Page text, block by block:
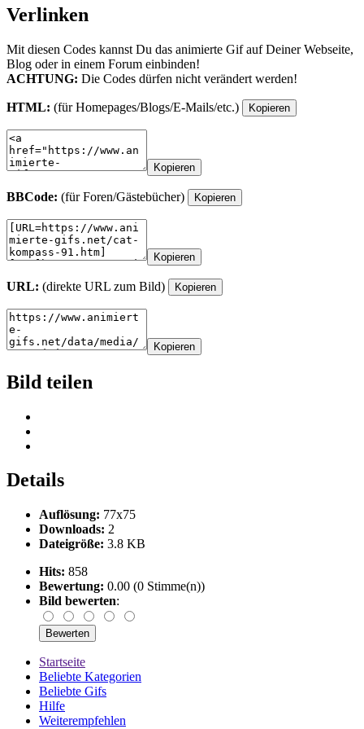
Verlinken
Mit diesen Codes kannst Du das animierte Gif auf Deiner Webseite,
Blog oder in einem Forum einbinden!
ACHTUNG: Die Codes dürfen nicht verändert werden!
HTML: (für Homepages/Blogs/E-Mails/etc.) Kopieren
Kopieren
BBCode: (für Foren/Gästebücher) Kopieren
Kopieren
URL: (direkte URL zum Bild) Kopieren
Kopieren
Bild teilen
Details
Auflösung: 77x75
Downloads: 2
Dateigröße: 3.8 KB
Hits: 858
Bewertung: 0.00 (0 Stimme(n))
Bild bewerten:
Startseite
Beliebte Kategorien
Beliebte Gifs
Hilfe
Weiterempfehlen